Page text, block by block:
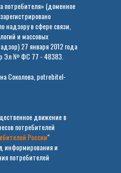
потребителя» (доменное
надзору в сфере связи,
и массовых
27 января 2012 года
Эл № ФС 77 - 48383.
Соколова, potrebitel-
движение в
потребителей
России"
информирования и
потребителей